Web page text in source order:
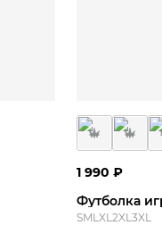
1 990 ₽
SML XL 2XL 3XL